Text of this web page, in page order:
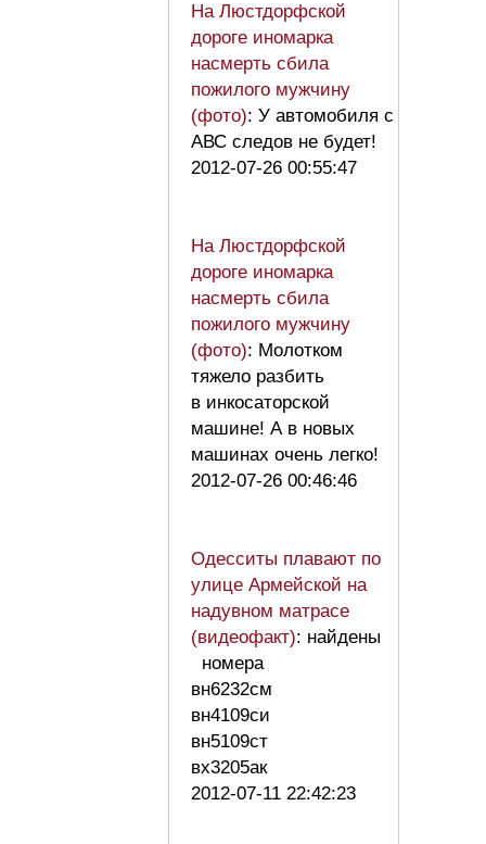
На Люстдорфской
дороге иномарка
насмерть сбила
пожилого мужчину
(фото): У автомобиля с
АВС следов не будет!
2012-07-26 00:55:47
На Люстдорфской
дороге иномарка
насмерть сбила
пожилого мужчину
(фото): Молотком
тяжело разбить
в инкосаторской
машине! А в новых
машинах очень легко!
2012-07-26 00:46:46
Одесситы плавают по
улице Армейской на
надувном матрасе
(видеофакт): найдены
номера
вн6232см
вн4109си
вн5109ст
вх3205ак
2012-07-11 22:42:23